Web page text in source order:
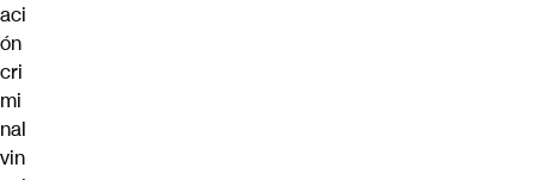
aci
ón
cri
mi
nal
vin